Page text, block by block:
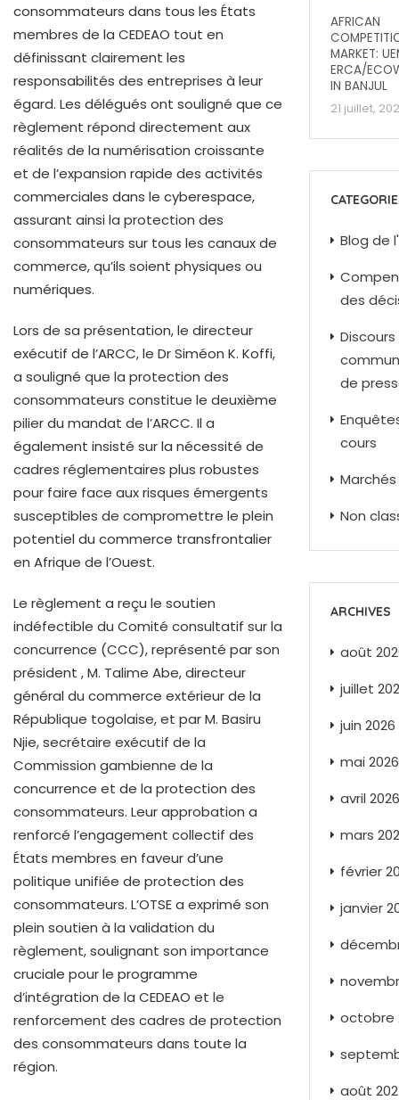
consommateurs dans tous les États
membres de la CEDEAO tout en
définissant clairement les
responsabilités des entreprises à leur
égard. Les délégués ont souligné que ce
règlement répond directement aux
réalités de la numérisation croissante
et de l’expansion rapide des activités
commerciales dans le cyberespace,
assurant ainsi la protection des
consommateurs sur tous les canaux de
commerce, qu’ils soient physiques ou
numériques.
Lors de sa présentation, le directeur
exécutif de l’ARCC, le Dr Siméon K. Koffi,
a souligné que la protection des
consommateurs constitue le deuxième
pilier du mandat de l’ARCC. Il a
également insisté sur la nécessité de
cadres réglementaires plus robustes
pour faire face aux risques émergents
susceptibles de compromettre le plein
potentiel du commerce transfrontalier
en Afrique de l’Ouest.
Le règlement a reçu le soutien
indéfectible du Comité consultatif sur la
concurrence (CCC), représenté par son
président , M. Talime Abe, directeur
général du commerce extérieur de la
République togolaise, et par M. Basiru
Njie, secrétaire exécutif de la
Commission gambienne de la
concurrence et de la protection des
consommateurs. Leur approbation a
renforcé l’engagement collectif des
États membres en faveur d’une
politique unifiée de protection des
consommateurs. L’OTSE a exprimé son
plein soutien à la validation du
règlement, soulignant son importance
cruciale pour le programme
d’intégration de la CEDEAO et le
renforcement des cadres de protection
des consommateurs dans toute la
région.
AFRICAN
MARKET:
ERCA/
IN BANJUL
21 juillet,
Blog de
des
de
cours
Non
ARCHIVES
août
juillet
juin 2026
mai 2026
avril 2026
mars
février
janvier
octobre
août